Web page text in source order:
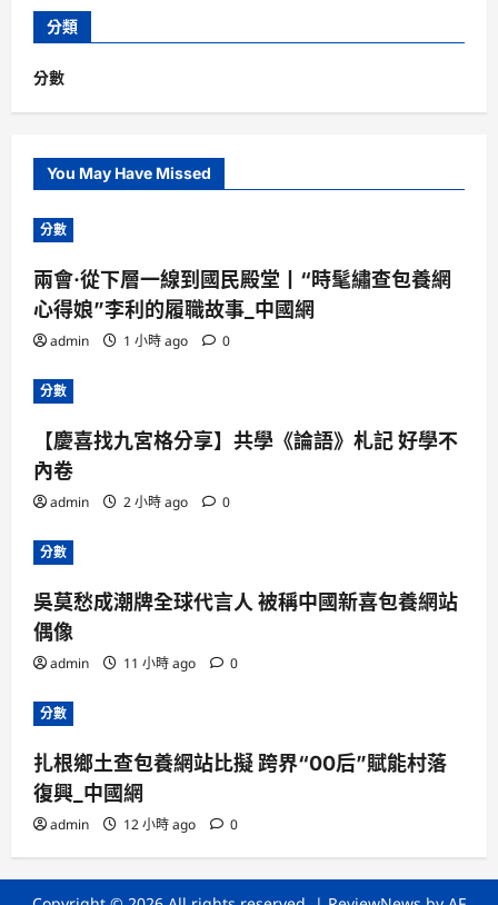
分類
分數
You May Have Missed
分數
兩會·從下層一線到國民殿堂丨“時髦繡查包養網
心得娘”李利的履職故事_中國網
admin 1 小時 ago 0
分數
【慶喜找九宮格分享】共學《論語》札記 好學不
內卷
admin 2 小時 ago 0
分數
吳莫愁成潮牌全球代言人 被稱中國新喜包養網站
偶像
admin 11 小時 ago 0
分數
扎根鄉土查包養網站比擬 跨界“00后”賦能村落
復興_中國網
admin 12 小時 ago 0